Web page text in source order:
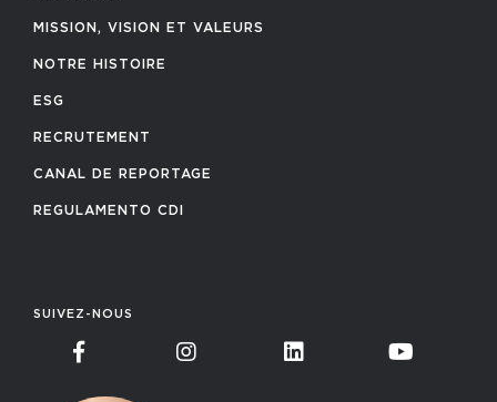
MISSION, VISION ET VALEURS
NOTRE HISTOIRE
ESG
RECRUTEMENT
CANAL DE REPORTAGE
REGULAMENTO CDI
SUIVEZ-NOUS